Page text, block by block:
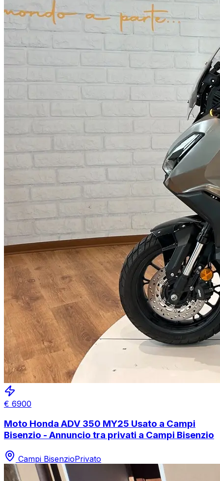
€ 6900
Moto Honda ADV 350 MY25 Usato a Campi
Bisenzio - Annuncio tra privati a Campi Bisenzio
Campi BisenzioPrivato